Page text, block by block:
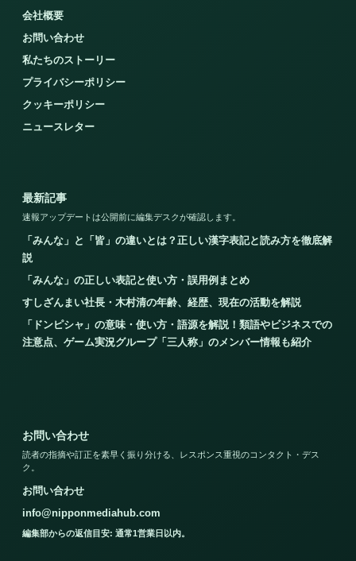
会社概要
お問い合わせ
私たちのストーリー
プライバシーポリシー
クッキーポリシー
ニュースレター
最新記事
速報アップデートは公開前に編集デスクが確認します。
「みんな」と「皆」の違いとは？正しい漢字表記と読み方を徹底解
説
「みんな」の正しい表記と使い方・誤用例まとめ
すしざんまい社長・木村清の年齢、経歴、現在の活動を解説
「ドンピシャ」の意味・使い方・語源を解説！類語やビジネスでの
注意点、ゲーム実況グループ「三人称」のメンバー情報も紹介
お問い合わせ
読者の指摘や訂正を素早く振り分ける、レスポンス重視のコンタクト・デス
ク。
お問い合わせ
info@nipponmediahub.com
編集部からの返信目安: 通常1営業日以内。